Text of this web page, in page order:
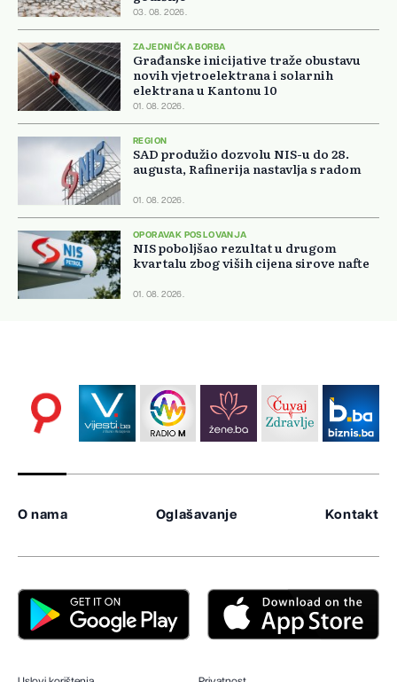
03. 08. 2026.
ZAJEDNIČKA BORBA
Građanske inicijative traže obustavu
novih vjetroelektrana i solarnih
elektrana u Kantonu 10
01. 08. 2026.
REGION
SAD produžio dozvolu NIS-u do 28.
augusta, Rafinerija nastavlja s radom
01. 08. 2026.
OPORAVAK POSLOVANJA
NIS poboljšao rezultat u drugom
kvartalu zbog viših cijena sirove nafte
01. 08. 2026.
O nama Oglašavanje Kontakt